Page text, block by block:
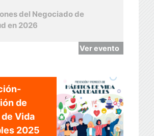
del Negociado de
en 2026
Ver evento
de
Vida
2025